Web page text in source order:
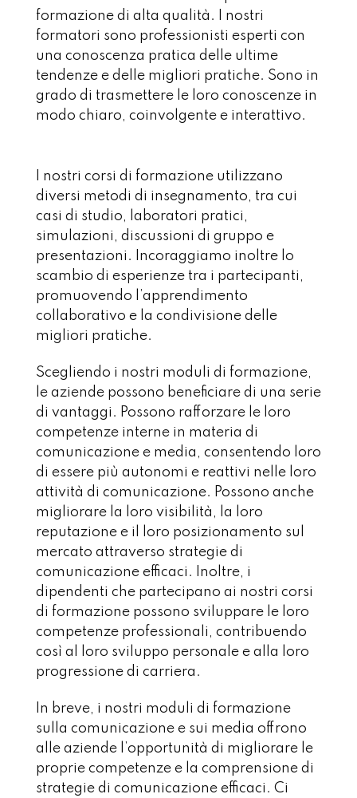
formazione di alta qualità. I nostri
formatori sono professionisti esperti con
una conoscenza pratica delle ultime
tendenze e delle migliori pratiche. Sono in
grado di trasmettere le loro conoscenze in
modo chiaro, coinvolgente e interattivo.
I nostri corsi di formazione utilizzano
diversi metodi di insegnamento, tra cui
casi di studio, laboratori pratici,
simulazioni, discussioni di gruppo e
presentazioni. Incoraggiamo inoltre lo
scambio di esperienze tra i partecipanti,
promuovendo l’apprendimento
collaborativo e la condivisione delle
migliori pratiche.
Scegliendo i nostri moduli di formazione,
le aziende possono beneficiare di una serie
di vantaggi. Possono rafforzare le loro
competenze interne in materia di
comunicazione e media, consentendo loro
di essere più autonomi e reattivi nelle loro
attività di comunicazione. Possono anche
migliorare la loro visibilità, la loro
reputazione e il loro posizionamento sul
mercato attraverso strategie di
comunicazione efficaci. Inoltre, i
dipendenti che partecipano ai nostri corsi
di formazione possono sviluppare le loro
competenze professionali, contribuendo
così al loro sviluppo personale e alla loro
progressione di carriera.
In breve, i nostri moduli di formazione
sulla comunicazione e sui media offrono
alle aziende l’opportunità di migliorare le
proprie competenze e la comprensione di
strategie di comunicazione efficaci. Ci